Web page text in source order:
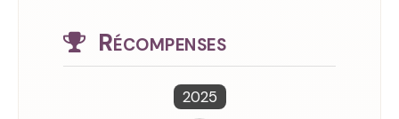
Récompenses
2025